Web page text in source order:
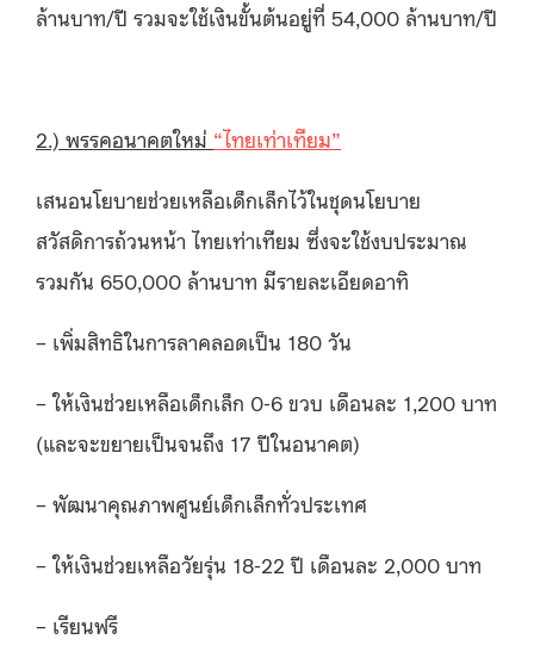
ล้านบาท/ปี รวมจะใช้เงินขั้นต้นอยู่ที่ 54,000 ล้านบาท/ปี
2.) พรรคอนาคตใหม่ “ไทยเท่าเทียม”
เสนอนโยบายช่วยเหลือเด็กเล็กไว้ในชุดนโยบาย
สวัสดิการถ้วนหน้า ไทยเท่าเทียม ซึ่งจะใช้งบประมาณ
รวมกัน 650,000 ล้านบาท มีรายละเอียดอาทิ
– เพิ่มสิทธิในการลาคลอดเป็น 180 วัน
– ให้เงินช่วยเหลือเด็กเล็ก 0-6 ขวบ เดือนละ 1,200 บาท
(และจะขยายเป็นจนถึง 17 ปีในอนาคต)
– พัฒนาคุณภาพศูนย์เด็กเล็กทั่วประเทศ
– ให้เงินช่วยเหลือวัยรุ่น 18-22 ปี เดือนละ 2,000 บาท
– เรียนฟรี